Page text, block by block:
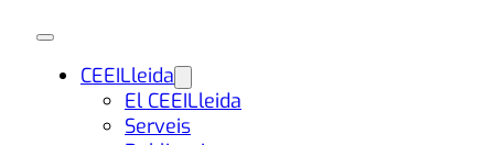
CEEILleida
El CEEILleida
Serveis